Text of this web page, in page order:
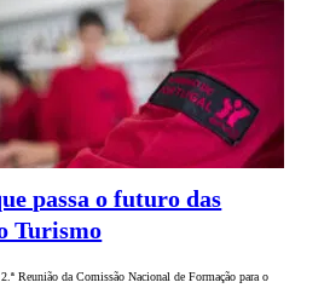
passa o futuro das
Turismo
Reunião da Comissão Nacional de Formação para o